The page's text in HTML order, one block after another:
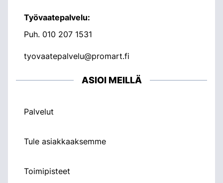
Työvaatepalvelu:
Puh. 010 207 1531
tyovaatepalvelu@promart.fi
ASIOI MEILLÄ
Palvelut
Tule asiakkaaksemme
Toimipisteet